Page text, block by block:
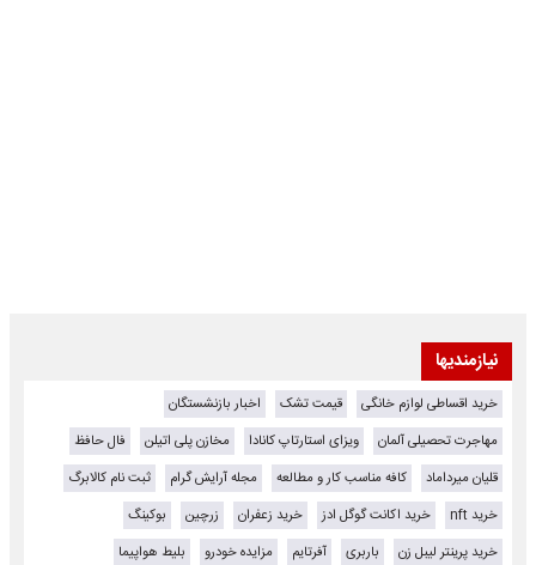
نیازمندیها
خرید اقساطی لوازم خانگی قیمت تشک
اخبار بازنشستگان
مهاجرت تحصیلی آلمان
ویزای استارتاپ کانادا مخازن پلی اتیلن
فال حافظ
قلیان میرداماد
کافه مناسب کار و مطالعه مجله آرایش گرام
ثبت نام کالابرگ
خرید nft
خرید اکانت گوگل ادز خرید زعفران زرچین
بوکینگ
خرید پرینتر لیبل زن
باربری آفرتایم مزایده خودرو
بلیط هواپیما